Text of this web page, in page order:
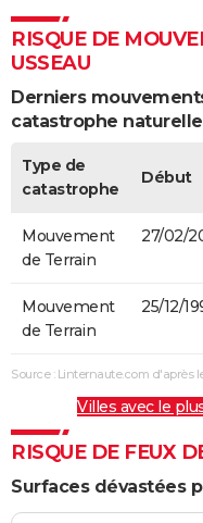
RISQUE DE
USSEAU
Derniers
catastrophe naturelle
Type de
catastrophe
Début
Mouvement
de Terrain
27/02/
Mouvement
de Terrain
25/12/
Source : Linternaute.com d'après
Villes avec le
RISQUE DE FEUX
Surfaces dévastées